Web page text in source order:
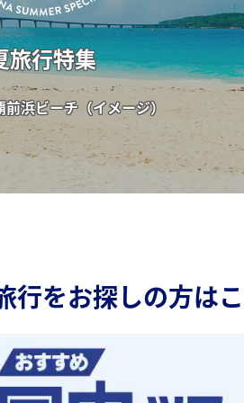
旅行特集
浜ビーチ（イメージ）
行をお探しの方は